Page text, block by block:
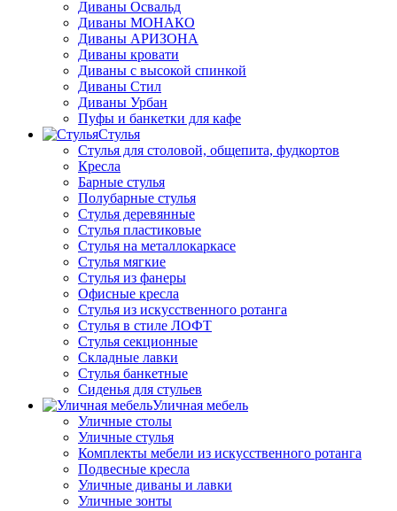
Диваны Освальд
Диваны МОНАКО
Диваны АРИЗОНА
Диваны кровати
Диваны с высокой спинкой
Диваны Стил
Диваны Урбан
Пуфы и банкетки для кафе
Стулья
Стулья для столовой, общепита, фудкортов
Кресла
Барные стулья
Полубарные стулья
Стулья деревянные
Стулья пластиковые
Стулья на металлокаркасе
Стулья мягкие
Стулья из фанеры
Офисные кресла
Стулья из искусственного ротанга
Стулья в стиле ЛОФТ
Стулья секционные
Складные лавки
Стулья банкетные
Сиденья для стульев
Уличная мебель
Уличные столы
Уличные стулья
Комплекты мебели из искусственного ротанга
Подвесные кресла
Уличные диваны и лавки
Уличные зонты